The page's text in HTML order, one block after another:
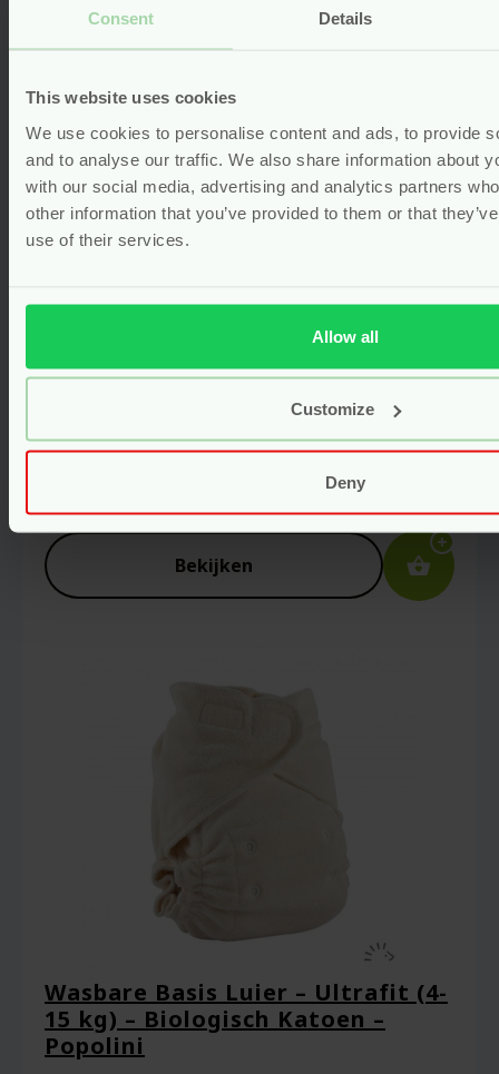
Consent Details
This website uses cookies
We use cookies to personalise content and ads, to provide
and to analyse our traffic. We also share information about
with our social media, advertising and analytics partners
other information that you’ve provided to them or that
use of their services.
Allow all
Customize
Deny
Gerelateerde producten
Wasbare Basisluiers – Newborn
(2-5 kg) – Biologisch Katoen – 4
Voor51.95
Bekijken
Wasbare Basis Luier – Ultrafit (4-
15 kg) – Biologisch Katoen –
Popolini